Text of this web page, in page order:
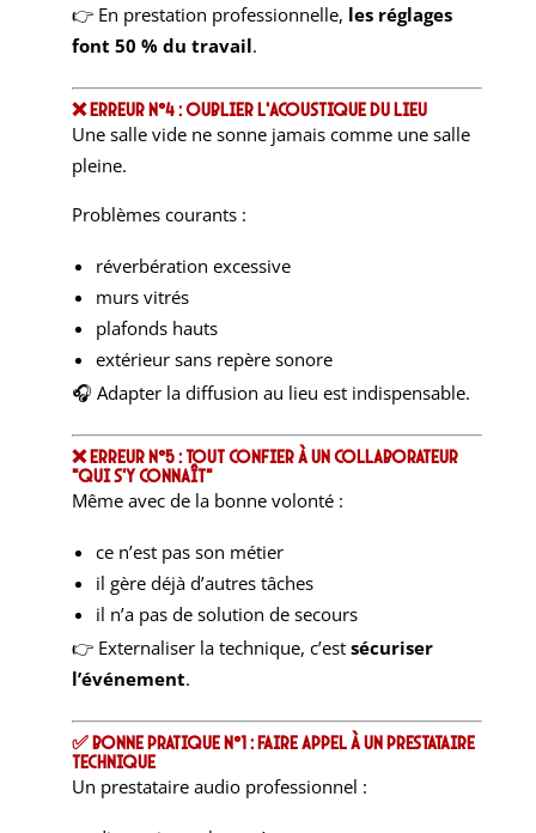
👉 En prestation professionnelle, les réglages
font 50 % du travail.
❌ Erreur n°4 : Oublier l’acoustique du lieu
Une salle vide ne sonne jamais comme une salle
pleine.
Problèmes courants :
réverbération excessive
murs vitrés
plafonds hauts
extérieur sans repère sonore
🎧 Adapter la diffusion au lieu est indispensable.
❌ Erreur n°5 : Tout confier à un collaborateur
“qui s’y connaît”
Même avec de la bonne volonté :
ce n’est pas son métier
il gère déjà d’autres tâches
il n’a pas de solution de secours
👉 Externaliser la technique, c’est sécuriser
l’événement.
✅ Bonne pratique n°1 : Faire appel à un prestataire
technique
Un prestataire audio professionnel :